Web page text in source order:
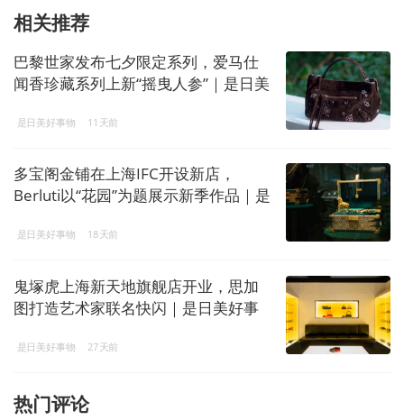
相关推荐
巴黎世家发布七夕限定系列，爱马仕
闻香珍藏系列上新“摇曳人参”｜是日美
是日美好事物 11天前
多宝阁金铺在上海IFC开设新店，
Berluti以“花园”为题展示新季作品｜是
是日美好事物 18天前
鬼塚虎上海新天地旗舰店开业，思加
图打造艺术家联名快闪｜是日美好事
是日美好事物 27天前
热门评论